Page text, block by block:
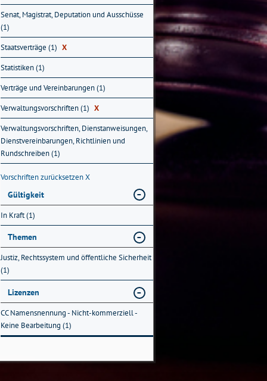
Senat, Magistrat, Deputation und Ausschüsse
(1)
Staatsverträge (1) X
Statistiken (1)
Verträge und Vereinbarungen (1)
Verwaltungsvorschriften (1) X
Verwaltungsvorschriften, Dienstanweisungen,
Dienstvereinbarungen, Richtlinien und
Rundschreiben (1)
Vorschriften zurücksetzenX
Gültigkeit
In Kraft (1)
Themen
Justiz, Rechtssystem und öffentliche Sicherheit
(1)
Lizenzen
CC Namensnennung - Nicht-kommerziell -
Keine Bearbeitung (1)